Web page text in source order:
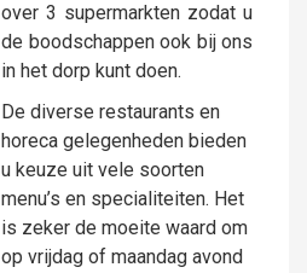
over 3 supermarkten zodat u
de boodschappen ook bij ons
in het dorp kunt doen.
De diverse restaurants en
horeca gelegenheden bieden
u keuze uit vele soorten
menu’s en specialiteiten. Het
is zeker de moeite waard om
op vrijdag of maandag avond